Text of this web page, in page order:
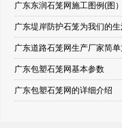
广东东润石笼网施工图例(图
广东堤岸防护石笼为我们的
广东道路石笼网生产厂家简
广东包塑石笼网基本参数
广东包塑石笼网的详细介绍